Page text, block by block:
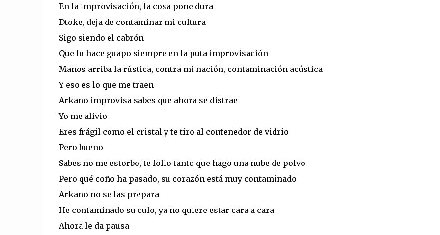
En la improvisación, la cosa pone dura
Dtoke, deja de contaminar mi cultura
Sigo siendo el cabrón
Que lo hace guapo siempre en la puta improvisación
Manos arriba la rústica, contra mi nación, contaminación acústica
Y eso es lo que me traen
Arkano improvisa sabes que ahora se distrae
Yo me alivio
Eres frágil como el cristal y te tiro al contenedor de vidrio
Pero bueno
Sabes no me estorbo, te follo tanto que hago una nube de polvo
Pero qué coño ha pasado, su corazón está muy contaminado
Arkano no se las prepara
He contaminado su culo, ya no quiere estar cara a cara
Ahora le da pausa